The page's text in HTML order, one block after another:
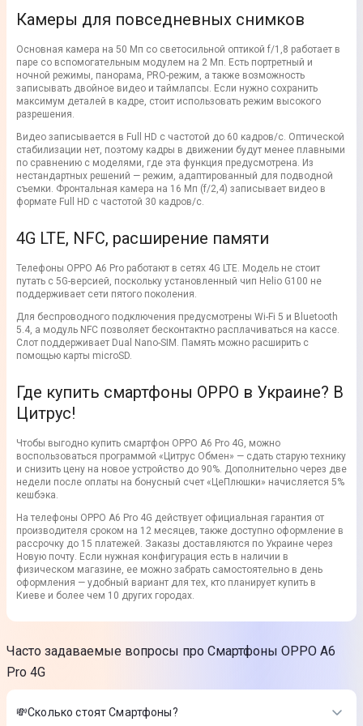
Камеры для повседневных снимков
Основная камера на 50 Мп со светосильной оптикой f/1,8 работает в
паре со вспомогательным модулем на 2 Мп. Есть портретный и
ночной режимы, панорама, PRO-режим, а также возможность
записывать двойное видео и таймлапсы. Если нужно сохранить
максимум деталей в кадре, стоит использовать режим высокого
разрешения.
Видео записывается в Full HD с частотой до 60 кадров/с. Оптической
стабилизации нет, поэтому кадры в движении будут менее плавными
по сравнению с моделями, где эта функция предусмотрена. Из
нестандартных решений — режим, адаптированный для подводной
съемки. Фронтальная камера на 16 Мп (f/2,4) записывает видео в
формате Full HD с частотой 30 кадров/с.
4G LTE, NFC, расширение памяти
Телефоны OPPO A6 Pro работают в сетях 4G LTE. Модель не стоит
путать с 5G-версией, поскольку установленный чип Helio G100 не
поддерживает сети пятого поколения.
Для беспроводного подключения предусмотрены Wi-Fi 5 и Bluetooth
5.4, а модуль NFC позволяет бесконтактно расплачиваться на кассе.
Слот поддерживает Dual Nano-SIM. Память можно расширить с
помощью карты microSD.
Где купить смартфоны OPPO в Украине? В
Цитрус!
Чтобы выгодно купить смартфон OPPO A6 Pro 4G, можно
воспользоваться программой «Цитрус Обмен» — сдать старую технику
и снизить цену на новое устройство до 90%. Дополнительно через две
недели после оплаты на бонусный счет «ЦеПлюшки» начисляется 5%
кешбэка.
На телефоны OPPO A6 Pro 4G действует официальная гарантия от
производителя сроком на 12 месяцев, также доступно оформление в
рассрочку до 15 платежей. Заказы доставляются по Украине через
Новую почту. Если нужная конфигурация есть в наличии в
физическом магазине, ее можно забрать самостоятельно в день
оформления — удобный вариант для тех, кто планирует купить в
Киеве и более чем 10 других городах.
Часто задаваемые вопросы про Смартфоны OPPO A6
Pro 4G
💸Сколько стоят Смартфоны?